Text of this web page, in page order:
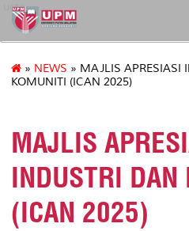
uctc
» NEWS » MAJLIS APRESIASI
KOMUNITI (ICAN 2025)
MAJLIS
INDUSTRI DAN
(ICAN 2025)